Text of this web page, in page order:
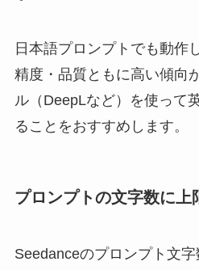
日本語プロンプトでも動作
精度・品質ともに高い傾向
ル（DeepLなど）を使って
ることをおすすめします。
プロンプトの文字数に上
Seedanceのプロンプト文